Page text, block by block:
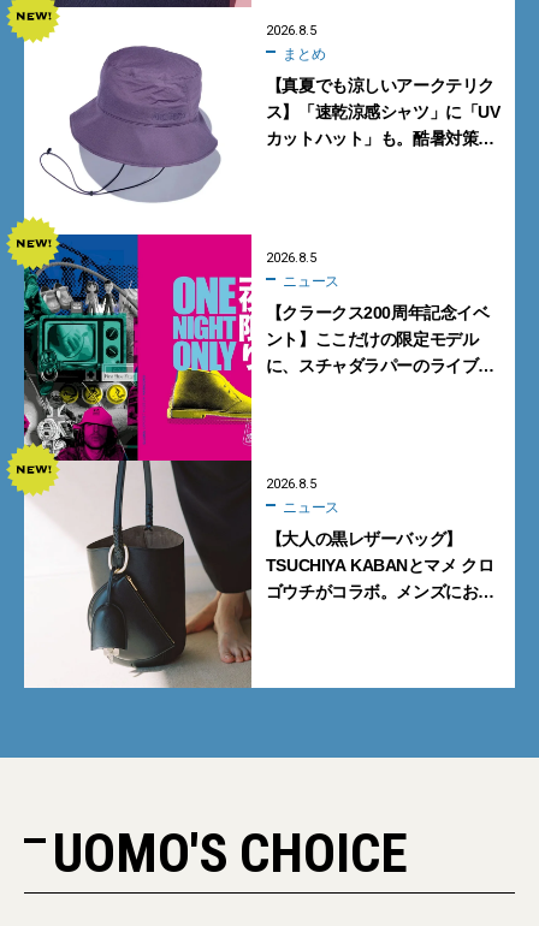
2026.8.5
まとめ
【真夏でも涼しいアークテリク
ス】「速乾涼感シャツ」に「UV
カットハット」も。酷暑対策に
2026.8.5
ニュース
【クラークス200周年記念イベ
ント】ここだけの限定モデル
に、スチャダラパーのライブ
2026.8.5
ニュース
【大人の黒レザーバッグ】
TSUCHIYA KABANとマメ クロ
ゴウチがコラボ。メンズにおす
UOMO'S CHOICE